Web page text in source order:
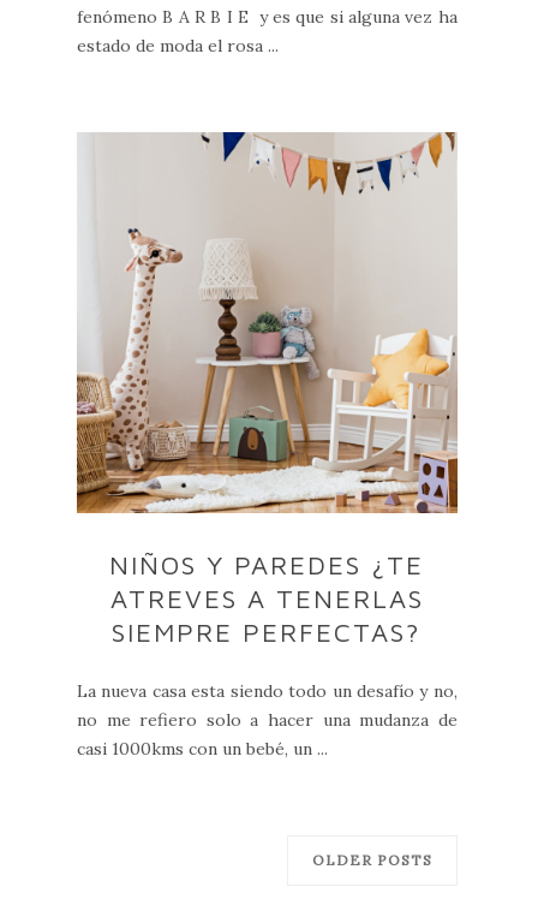
fenómeno B A R B I E y es que si alguna vez ha
estado de moda el rosa ...
NIÑOS Y PAREDES ¿TE
ATREVES A TENERLAS
SIEMPRE PERFECTAS?
La nueva casa esta siendo todo un desafío y no,
no me refiero solo a hacer una mudanza de
casi 1000kms con un bebé, un ...
OLDER POSTS